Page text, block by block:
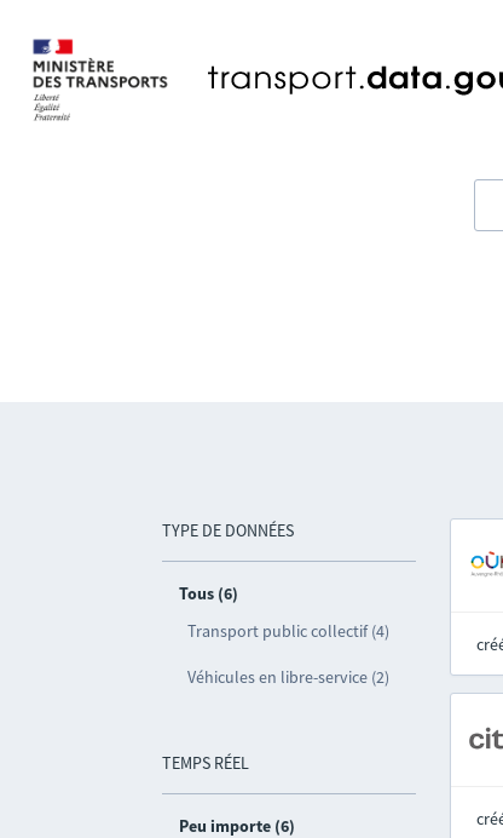
TYPE DE DONNÉES
Tous (6)
Transport public collectif (4)
Véhicules en libre-service (2)
TEMPS RÉEL
Peu importe (6)